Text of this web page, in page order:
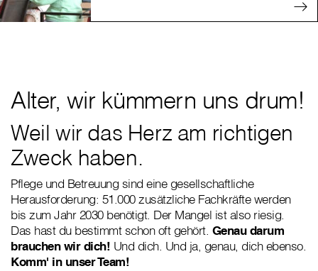
Alter, wir kümmern uns drum!
Weil wir das Herz am richtigen
Zweck haben.
Pflege und Betreuung sind eine gesellschaftliche
Herausforderung: 51.000 zusätzliche Fachkräfte werden
bis zum Jahr 2030 benötigt. Der Mangel ist also riesig.
Das hast du bestimmt schon oft gehört. Genau darum
brauchen wir dich! Und dich. Und ja, genau, dich ebenso.
Komm' in unser Team!